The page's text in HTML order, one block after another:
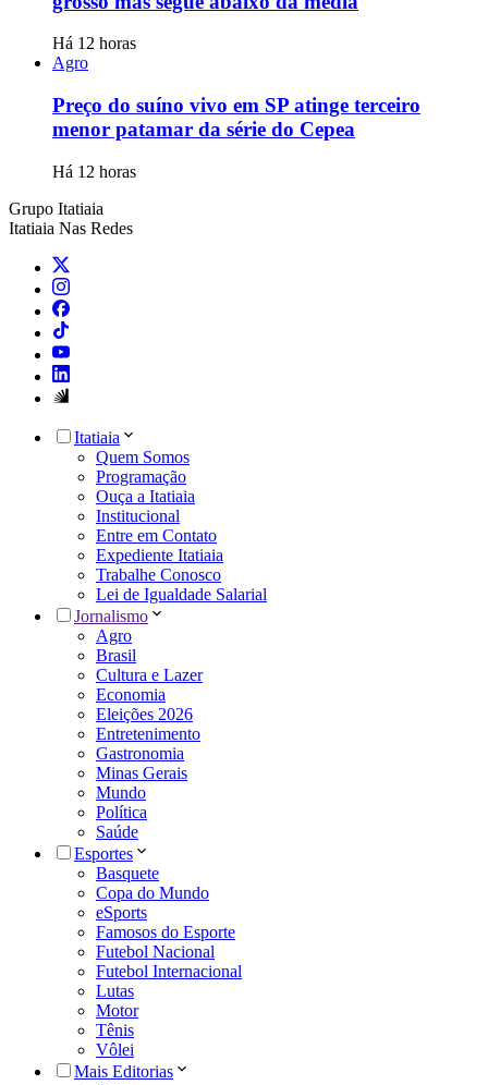
Há 12 horas
Agro
Preço do suíno vivo em SP atinge terceiro
menor patamar da série do Cepea
Há 12 horas
Grupo Itatiaia
Itatiaia Nas Redes
Itatiaia
Quem Somos
Programação
Ouça a Itatiaia
Institucional
Entre em Contato
Expediente Itatiaia
Trabalhe Conosco
Lei de Igualdade Salarial
Jornalismo
Agro
Brasil
Cultura e Lazer
Economia
Eleições 2026
Entretenimento
Gastronomia
Minas Gerais
Mundo
Política
Saúde
Esportes
Basquete
Copa do Mundo
eSports
Famosos do Esporte
Futebol Nacional
Futebol Internacional
Lutas
Motor
Tênis
Vôlei
Mais Editorias